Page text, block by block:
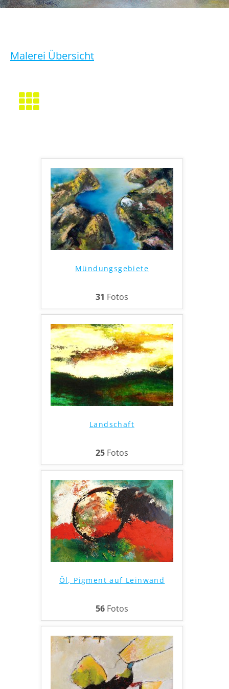
Malerei Übersicht
Mündungsgebiete
31 Fotos
Landschaft
25 Fotos
Öl, Pigment auf Leinwand
56 Fotos